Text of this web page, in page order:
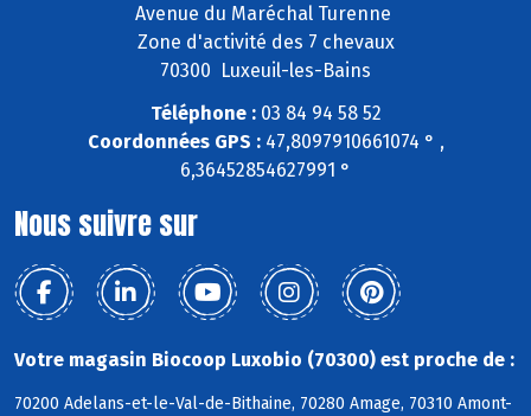
Avenue du Maréchal Turenne
Zone d'activité des 7 chevaux
70300 Luxeuil-les-Bains
Téléphone :03 84 94 58 52
Coordonnées GPS :47,8097910661074 ° ,
6,36452854627991 °
Nous suivre sur
Votre magasin Biocoop Luxobio (70300) est proche de :
70200 Adelans-et-le-Val-de-Bithaine, 70280 Amage, 70310 Amont-